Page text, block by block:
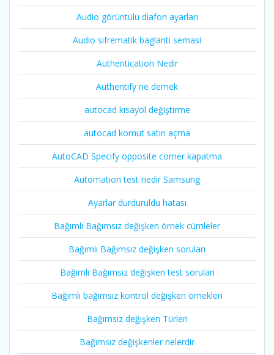
Audio görüntülü diafon ayarları
Audio sifrematik baglanti semasi
Authentication Nedir
Authentify ne demek
autocad kısayol değiştirme
autocad komut satırı açma
AutoCAD Specify opposite corner kapatma
Automation test nedir Samsung
Ayarlar durduruldu hatası
Bağımlı Bağımsız değişken örnek cümleler
Bağımlı Bağımsız değişken soruları
Bağımlı Bağımsız değişken test soruları
Bağımlı bağımsız kontrol değişken örnekleri
Bağımsız değişken Türleri
Bağımsız değişkenler nelerdir